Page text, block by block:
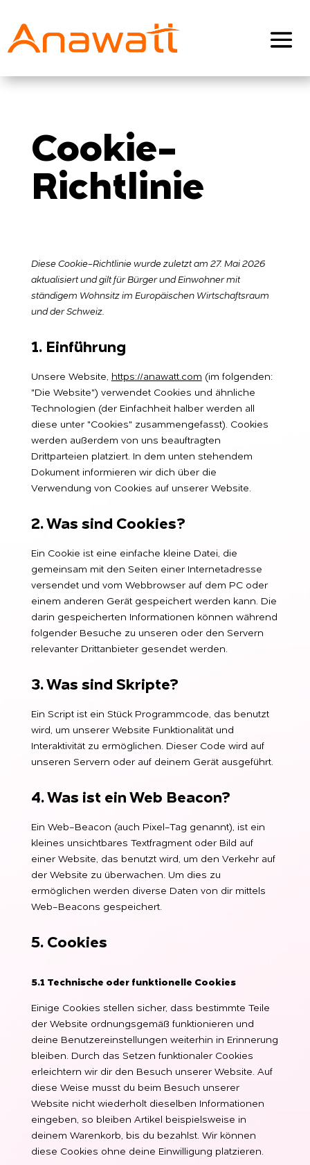
Cookie-
Richtlinie
Diese Cookie-Richtlinie wurde zuletzt am 27. Mai 2026
aktualisiert und gilt für Bürger und Einwohner mit
ständigem Wohnsitz im Europäischen Wirtschaftsraum
und der Schweiz.
1. Einführung
Unsere Website, https://anawatt.com (im folgenden:
"Die Website") verwendet Cookies und ähnliche
Technologien (der Einfachheit halber werden all
diese unter "Cookies" zusammengefasst). Cookies
werden außerdem von uns beauftragten
Drittparteien platziert. In dem unten stehendem
Dokument informieren wir dich über die
Verwendung von Cookies auf unserer Website.
2. Was sind Cookies?
Ein Cookie ist eine einfache kleine Datei, die
gemeinsam mit den Seiten einer Internetadresse
versendet und vom Webbrowser auf dem PC oder
einem anderen Gerät gespeichert werden kann. Die
darin gespeicherten Informationen können während
folgender Besuche zu unseren oder den Servern
relevanter Drittanbieter gesendet werden.
3. Was sind Skripte?
Ein Script ist ein Stück Programmcode, das benutzt
wird, um unserer Website Funktionalität und
Interaktivität zu ermöglichen. Dieser Code wird auf
unseren Servern oder auf deinem Gerät ausgeführt.
4. Was ist ein Web Beacon?
Ein Web-Beacon (auch Pixel-Tag genannt), ist ein
kleines unsichtbares Textfragment oder Bild auf
einer Website, das benutzt wird, um den Verkehr auf
der Website zu überwachen. Um dies zu
ermöglichen werden diverse Daten von dir mittels
Web-Beacons gespeichert.
5. Cookies
5.1 Technische oder funktionelle Cookies
Einige Cookies stellen sicher, dass bestimmte Teile
der Website ordnungsgemäß funktionieren und
deine Benutzereinstellungen weiterhin in Erinnerung
bleiben. Durch das Setzen funktionaler Cookies
erleichtern wir dir den Besuch unserer Website. Auf
diese Weise musst du beim Besuch unserer
Website nicht wiederholt dieselben Informationen
eingeben, so bleiben Artikel beispielsweise in
deinem Warenkorb, bis du bezahlst. Wir können
diese Cookies ohne deine Einwilligung platzieren.